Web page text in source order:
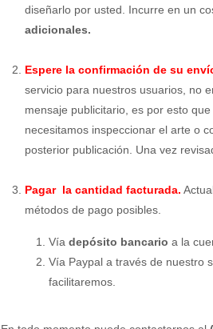
diseñarlo por usted. Incurre en un
adicionales.
Espere la confirmación de su
servicio para nuestros usuarios, no
mensaje publicitario, es por esto
necesitamos inspeccionar el arte o
posterior publicación. Una vez
Pagar la cantidad facturada.
métodos de pago posibles.
Vía depósito bancario a la
Vía Paypal a través de nuestro
facilitaremos.